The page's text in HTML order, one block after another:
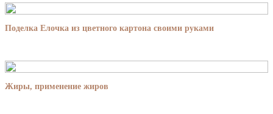
Поделка Елочка из цветного картона своими руками
Жиры, применение жиров